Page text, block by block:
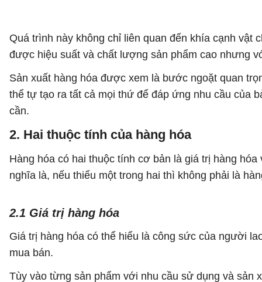
Quá trình này không chỉ liên quan đến khía cạnh vật
được hiệu suất và chất lượng sản phẩm cao nhưng
Sản xuất hàng hóa được xem là bước ngoặt quan
thể tự tạo ra tất cả mọi thứ để đáp ứng nhu cầu của
cần.
2. Hai thuộc tính của hàng hóa
Hàng hóa có hai thuộc tính cơ bản là giá trị hàng
nghĩa là, nếu thiếu một trong hai thì không phải là
2.1 Giá trị hàng hóa
Giá trị hàng hóa có thể hiểu là công sức của người
mua bán.
Tùy vào từng sản phẩm với nhu cầu sử dụng và sản